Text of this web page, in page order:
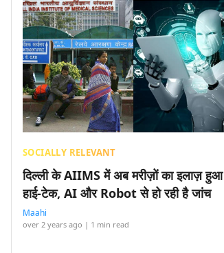
SOCIALLY RELEVANT
दिल्ली के AIIMS में अब मरीज़ों का इलाज़ हुआ
हाई-टेक, AI और Robot से हो रही है जांच
Maahi
over 2 years ago | 1 min read